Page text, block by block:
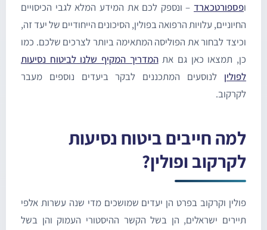
פספורטכארד– ונספק לכם את המידע המלא לגבי הכיסויים
עלויות הרפואה בפולין, הסיכונים הייחודיים של יעד זה,
לבחור את הפוליסה המתאימה ביותר לצרכים שלכם. כמו
תמצאו כאן גם אתהמדריך המקיף שלנו לביטוח נסיעות
לנוסעים המתכננים לבקר ביעדים נוספים מעבר
חייבים ביטוח נסיעות
ופולין?
וקרקוב בפרט הן יעדים שמושכים מדי שנה עשרות אלפי
ישראלים, הן בשל הקשר ההיסטורי העמוק והן בשל